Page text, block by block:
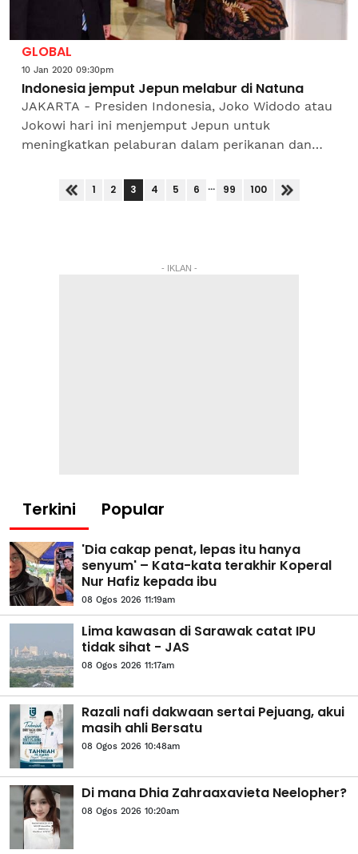
GLOBAL
10 Jan 2020 09:30pm
Indonesia jemput Jepun melabur di Natuna
JAKARTA - Presiden Indonesia, Joko Widodo atau
Jokowi hari ini menjemput Jepun untuk
meningkatkan pelaburan dalam perikanan dan
dengan China di perairan...
1 2 3 4 5 6 ... 99 100
- IKLAN -
Terkini Popular
'Dia cakap penat, lepas itu hanya
senyum' – Kata-kata terakhir Koperal
Nur Hafiz kepada ibu
08 Ogos 2026 11:19am
Lima kawasan di Sarawak catat IPU
tidak sihat - JAS
08 Ogos 2026 11:17am
Razali nafi dakwaan sertai Pejuang, akui
masih ahli Bersatu
08 Ogos 2026 10:48am
Di mana Dhia Zahraaxavieta Neelopher?
08 Ogos 2026 10:20am